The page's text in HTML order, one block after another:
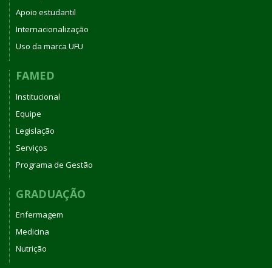
Apoio estudantil
Internacionalização
Uso da marca UFU
FAMED
Institucional
Equipe
Legislação
Serviços
Programa de Gestão
GRADUAÇÃO
Enfermagem
Medicina
Nutrição